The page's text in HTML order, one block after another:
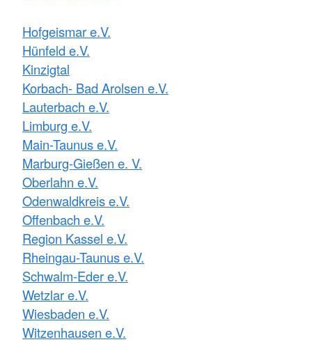
Hofgeismar e.V.
Hünfeld e.V.
Kinzigtal
Korbach- Bad Arolsen e.V.
Lauterbach e.V.
Limburg e.V.
Main-Taunus e.V.
Marburg-Gießen e. V.
Oberlahn e.V.
Odenwaldkreis e.V.
Offenbach e.V.
Region Kassel e.V.
Rheingau-Taunus e.V.
Schwalm-Eder e.V.
Wetzlar e.V.
Wiesbaden e.V.
Witzenhausen e.V.